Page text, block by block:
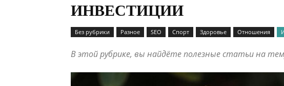
ИНВЕСТИЦИИ
Без рубрики Разное SEO Спорт Здоровье Отношения
В этой рубрике, вы найдёте полезные статьи на